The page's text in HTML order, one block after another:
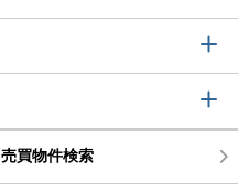
売買物件検索